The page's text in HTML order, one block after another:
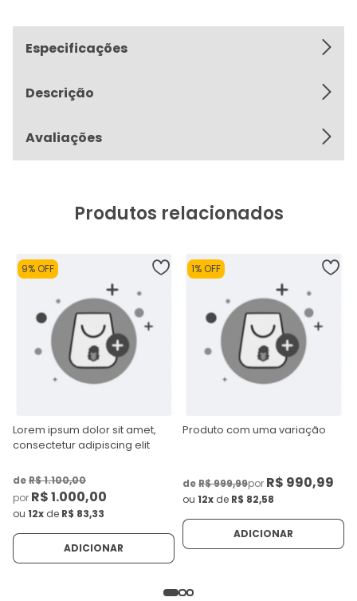
Especificações
Descrição
Avaliações
Produtos relacionados
9% OFF
Lorem ipsum dolor sit amet,
consectetur adipiscing elit
deR$ 1.100,00
por R$ 1.000,00
ou 12x de R$ 83,33
ADICIONAR
1% OFF
Produto com uma variação
deR$ 999,99por R$ 990,99
ou 12x de R$ 82,58
ADICIONAR